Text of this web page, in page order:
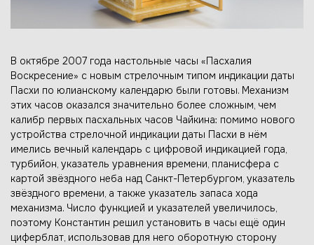
В октябре 2007 года настольные часы «Пасхалия
Воскресение» с новым стрелочным типом индикации даты
Пасхи по юлианскому календарю были готовы. Механизм
этих часов оказался значительно более сложным, чем
калибр первых пасхальных часов Чайкина: помимо нового
устройства стрелочной индикации даты Пасхи в нём
имелись вечный календарь с цифровой индикацией года,
турбийон, указатель уравнения времени, планисфера с
картой звёздного неба над Санкт-Петербургом, указатель
звёздного времени, а также указатель запаса хода
механизма. Число функцией и указателей увеличилось,
поэтому Константин решил установить в часы ещё один
циферблат, использовав для него оборотную сторону